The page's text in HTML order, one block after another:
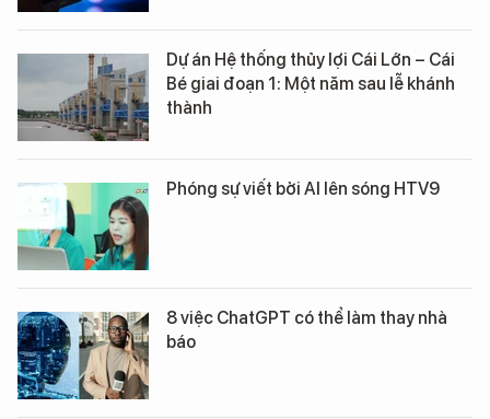
Dự án Hệ thống thủy lợi Cái Lớn – Cái
Bé giai đoạn 1: Một năm sau lễ khánh
thành
Phóng sự viết bởi AI lên sóng HTV9
8 việc ChatGPT có thể làm thay nhà
báo